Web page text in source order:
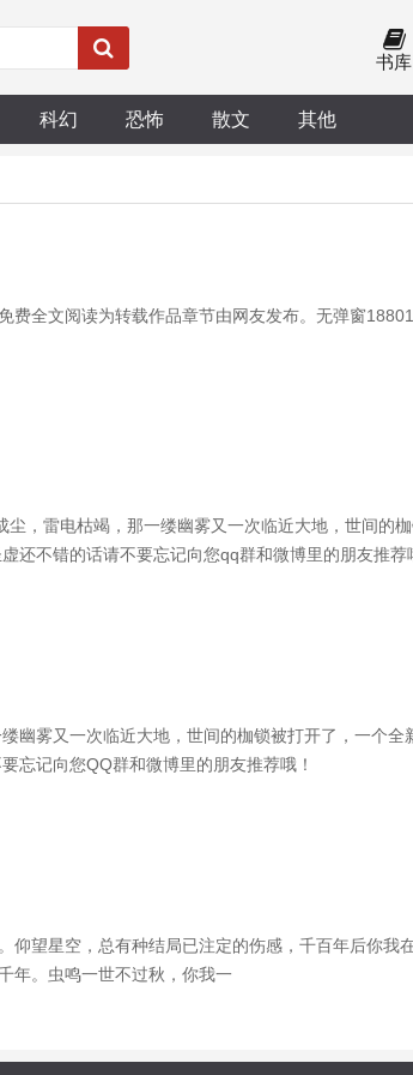
书库
科幻 恐怖 散文 其他
费全文阅读为转载作品章节由网友发布。无弹窗
，雷电枯竭，那一缕幽雾又一次临近大地，世间的
还不错的话请不要忘记向您qq群和微博里的朋友推荐
虚还不错的话请不要忘记向您qq群和微博里的朋友
幽雾又一次临近大地，世间的枷锁被打开了，一个全
记向您QQ群和微博里的朋友推荐哦！
望星空，总有种结局已注定的伤感，千百年后你我
年。虫鸣一世不过秋，你我一